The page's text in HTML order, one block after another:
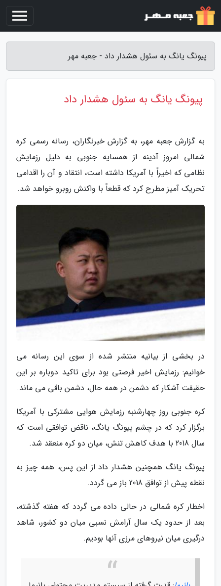
پیونگ یانگ به سئول هشدار داد - جعبه مهر
پیونگ یانگ به سئول هشدار داد
به گزارش جعبه مهر، به گزارش خبرنگاران، رسانه رسمی کره
شمالی امروز آدینه از همسایه جنوبی به دلیل رزمایش
نظامی که اخیراً با آمریکا داشته است، انتقاد و آن را اقدامی
تحریک آمیز مطرح کرد که قطعاً با واکنش روبرو خواهد شد.
در بخشی از بیانیه منتشر شده از سوی این رسانه می
خوانیم: رزمایش اخیر فرصتی بود برای تاکید دوباره بر این
حقیقت آشکار که دشمن در همه حال، دشمن باقی می ماند.
کره جنوبی روز چهارشنبه رزمایش هوایی مشترکی با آمریکا
برگزار کرد که در چشم پیونگ یانگ، ناقض توافقی است که
سال 2018 با هدف کاهش تنش، میان دو کره منعقد شد.
پیونگ یانگ همچنین هشدار داد از این پس، همه چیز به
نقطه پیش از توافق 2018 باز می گردد.
اخطار کره شمالی در حالی داده می گردد که هفته گذشته،
بعد از حدود یک سال آرامش نسبی میان دو کشور، شاهد
درگیری میان نیروهای مرزی آنها بودیم.